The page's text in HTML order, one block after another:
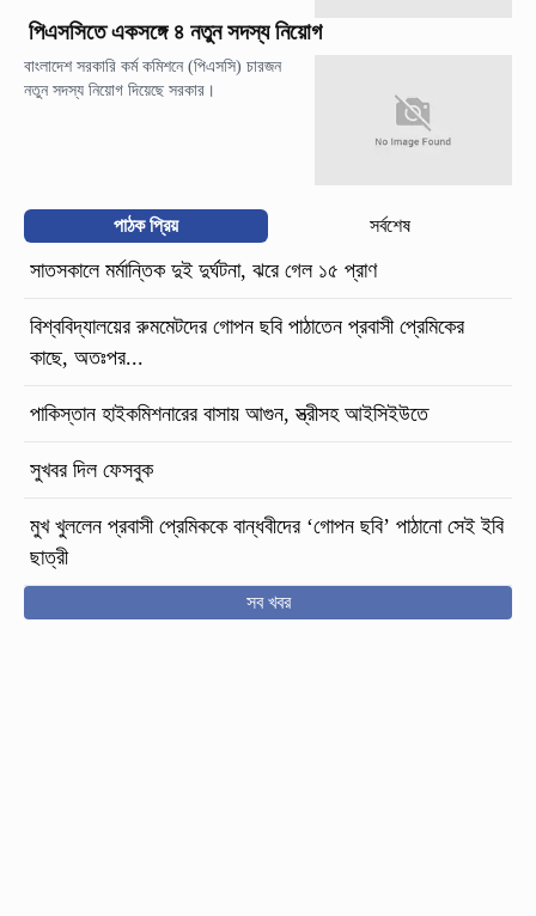
পিএসসিতে একসঙ্গে ৪ নতুন সদস্য নিয়োগ
বাংলাদেশ সরকারি কর্ম কমিশনে (পিএসসি) চারজন
নতুন সদস্য নিয়োগ দিয়েছে সরকার।
পাঠক প্রিয় সর্বশেষ
সাতসকালে মর্মান্তিক দুই দুর্ঘটনা, ঝরে গেল ১৫ প্রাণ
বিশ্ববিদ্যালয়ের রুমমেটদের গোপন ছবি পাঠাতেন প্রবাসী প্রেমিকের
কাছে, অতঃপর...
পাকিস্তান হাইকমিশনারের বাসায় আগুন, স্ত্রীসহ আইসিইউতে
সুখবর দিল ফেসবুক
মুখ খুললেন প্রবাসী প্রেমিককে বান্ধবীদের ‘গোপন ছবি’ পাঠানো সেই ইবি
ছাত্রী
সব খবর